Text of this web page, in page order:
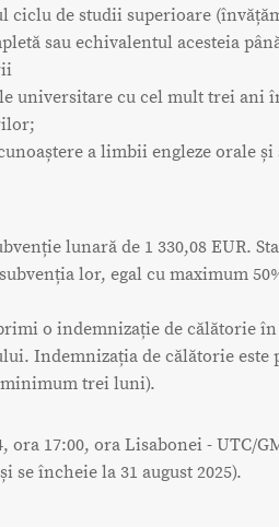
ciclu de studii superioare
sau echivalentul acesteia
universitare cu cel mult trei ani
a limbii engleze orale și
lunară de 1 330,08 EUR.
lor, egal cu maximum
o indemnizație de călătorie
Indemnizația de călătorie este
trei luni).
ora 17:00, ora Lisabonei - UTC/
se încheie la 31 august 2025).